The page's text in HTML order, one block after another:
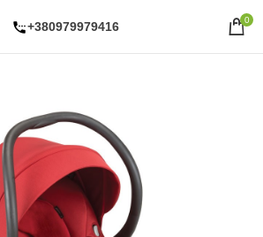
+380979979416 0